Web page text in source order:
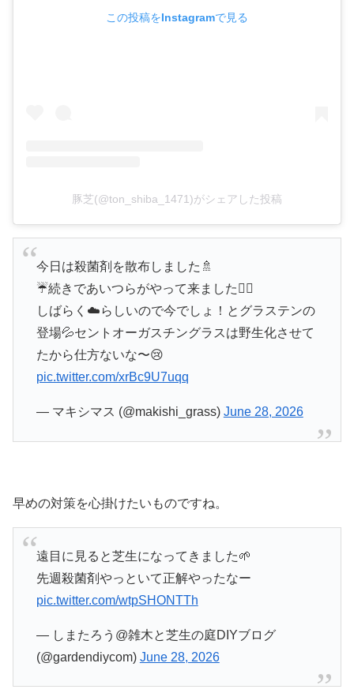
この投稿をInstagramで見る
豚芝(@ton_shiba_1471)がシェアした投稿
今日は殺菌剤を散布しました🚿
☔️続きであいつらがやって来ました😮‍💨
しばらく☁️らしいので今でしょ！とグラステンの
登場💦セントオーガスチングラスは野生化させて
たから仕方ないな〜😢
pic.twitter.com/xrBc9U7uqq
— マキシマス (@makishi_grass) June 28, 2026
早めの対策を心掛けたいものですね。
遠目に見ると芝生になってきました🌱
先週殺菌剤やっといて正解やったなー
pic.twitter.com/wtpSHONTTh
— しまたろう@雑木と芝生の庭DIYブログ
(@gardendiycom) June 28, 2026